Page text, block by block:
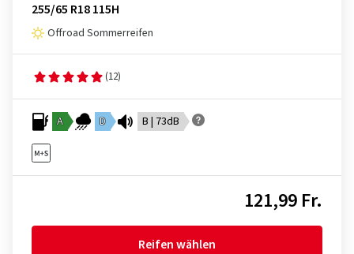
255/65 R18 115H
Offroad Sommerreifen
(12)
A D B | 73dB
121,99 Fr.
Reifen wählen